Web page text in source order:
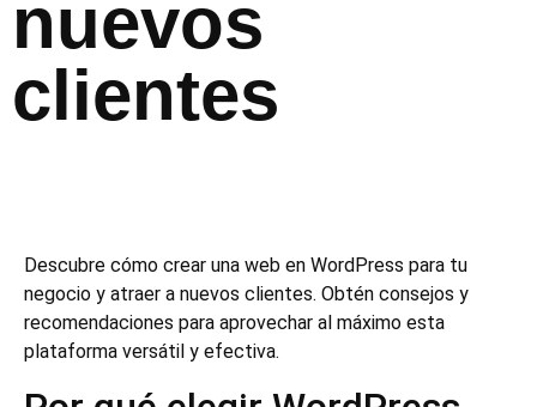
nuevos
clientes
Descubre cómo crear una web en WordPress para tu
negocio y atraer a nuevos clientes. Obtén consejos y
recomendaciones para aprovechar al máximo esta
plataforma versátil y efectiva.